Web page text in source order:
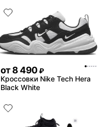
от8 490 ₽
Кроссовки Nike Tech Hera
Black White